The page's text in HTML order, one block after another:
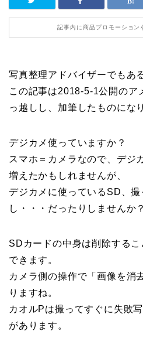
記事内に商品プロモーション
写真整理アドバイザーでもあ
この記事は2018-5-1公開のア
っ越しし、加筆したものにな
デジカメ使っていますか？
スマホ＝カメラなので、デジ
増えたかもしれませんが、
デジカメに使っているSD、
し・・・だったりしませんか？
SDカードの中身は削除する
できます。
カメラ側の操作で「画像を消
りますね。
カオルPは撮ってすぐに失敗
があります。